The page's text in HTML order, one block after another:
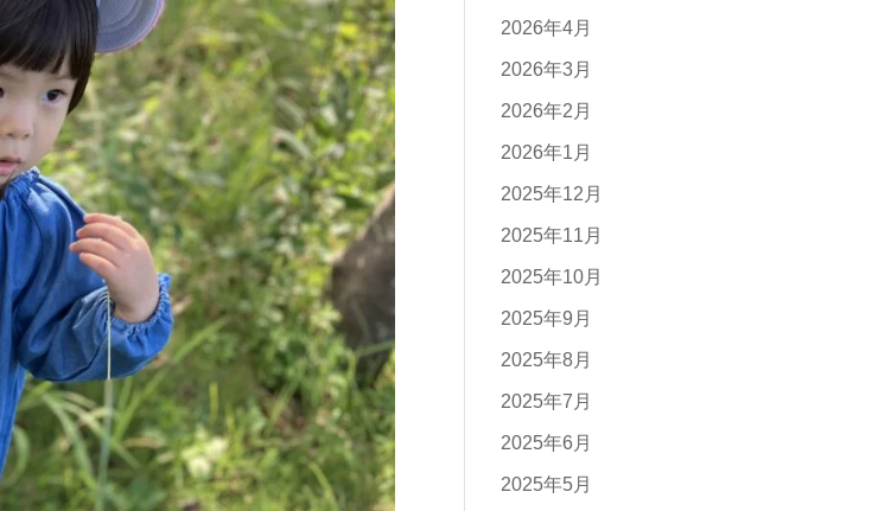
2026年4月
2026年3月
2026年2月
2026年1月
2025年12月
2025年11月
2025年10月
2025年9月
2025年8月
2025年7月
2025年6月
2025年5月